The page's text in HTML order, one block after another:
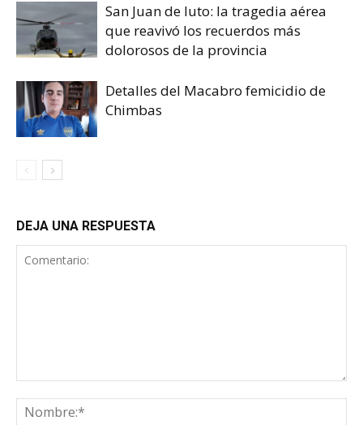
San Juan de luto: la tragedia aérea
que reavivó los recuerdos más
dolorosos de la provincia
Detalles del Macabro femicidio de
Chimbas
DEJA UNA RESPUESTA